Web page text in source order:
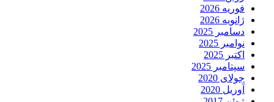
فوریه 2026
ژانویه 2026
دسامبر 2025
نوامبر 2025
اکتبر 2025
سپتامبر 2025
جولای 2020
آوریل 2020